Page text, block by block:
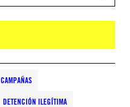
CAMPAÑAS
DETENCIÓN ILEGÍTIMA